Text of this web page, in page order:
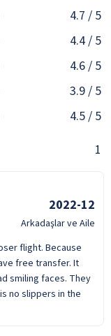
4.7 / 5
4.4/ 5
4.6/ 5
3.9/ 5
4.5/ 5
1
2022-12
Arkadaşlar ve Aile
flight. Because
free transfer. It
smiling faces. They
no slippers in the